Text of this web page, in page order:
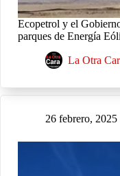
Ecopetrol y el
parques de Energía
La Otra
26 febrero, 2025